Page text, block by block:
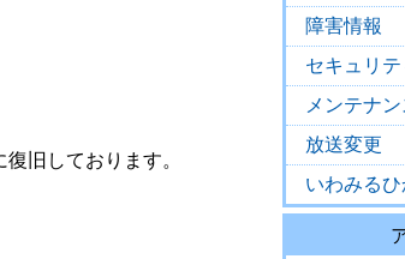
旧しております。
障害情報
セキュリテ
メンテナン
放送変更
いわみるひ